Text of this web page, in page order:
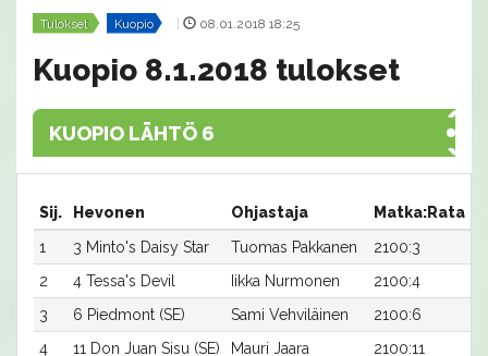
Tulokset Kuopio 08.01.2018 18:25
Kuopio 8.1.2018 tulokset
KUOPIO LÄHTÖ 6
Sij. Hevonen Ohjastaja Matka:Rata
1
3 Minto's Daisy Star Tuomas Pakkanen 2100:3
2
4 Tessa's Devil Iikka Nurmonen 2100:4
3
6 Piedmont (SE) Sami Vehviläinen 2100:6
4
11 Don Juan Sisu (SE) Mauri Jaara 2100:11